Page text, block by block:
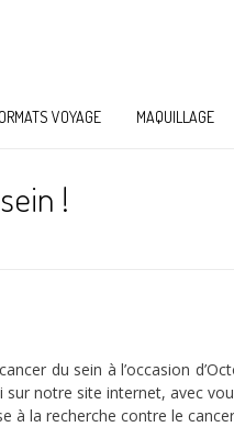
VOYAGE MAQUILLAGE
!
du sein à l’occasion
notre site internet, avec
à la recherche contre le